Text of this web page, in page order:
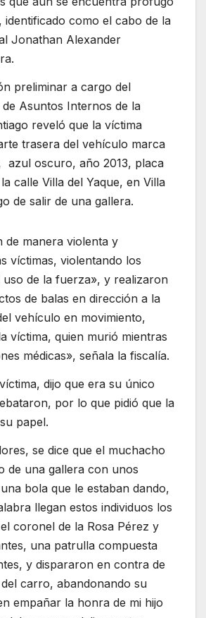
identificado como el cabo de la
Jonathan Alexander
preliminar a cargo del
Asuntos Internos de la
reveló que la víctima
trasera del vehículo marca
azul oscuro, año 2013, placa
calle Villa del Yaque, en Villa
de salir de una gallera.
de manera violenta y
víctimas, violentando los
de la fuerza», y realizaron
de balas en dirección a la
vehículo en movimiento,
víctima, quien murió mientras
médicas», señala la fiscalía.
dijo que era su único
por lo que pidió que la
papel.
se dice que el muchacho
de una gallera con unos
bola que le estaban dando,
llegan estos individuos los
coronel de la Rosa Pérez y
una patrulla compuesta
y dispararon en contra de
carro, abandonando su
empañar la honra de mi hijo